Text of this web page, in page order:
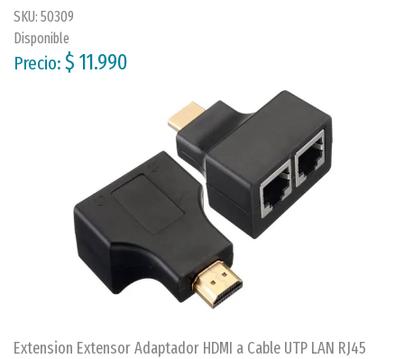
SKU: 50309
Disponible
Precio: $ 11.990
Extension Extensor Adaptador HDMI a Cable UTP LAN RJ45